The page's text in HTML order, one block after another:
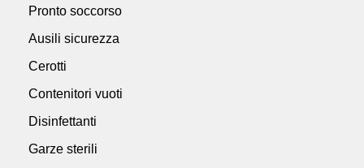
Pronto soccorso
Ausili sicurezza
Cerotti
Contenitori vuoti
Disinfettanti
Garze sterili